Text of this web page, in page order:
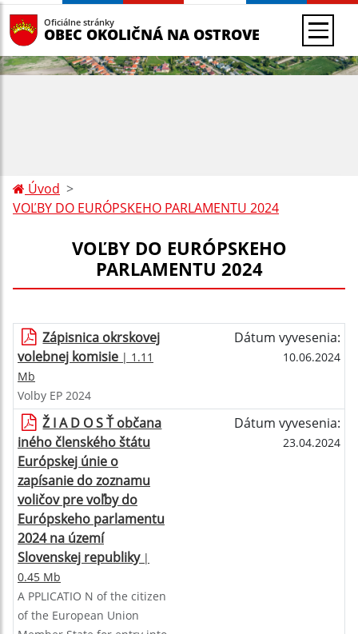
Oficiálne stránky
OBEC OKOLIČNÁ NA OSTROVE
Úvod
VOĽBY DO EURÓPSKEHO PARLAMENTU 2024
VOĽBY DO EURÓPSKEHO
PARLAMENTU 2024
Zápisnica okrskovej
volebnej komisie | 1.11
Mb
Dátum vyvesenia:
10.06.2024
Volby EP 2024
Ž I A D O S Ť občana
iného členského štátu
Európskej únie o
zapísanie do zoznamu
voličov pre voľby do
Európskeho parlamentu
2024 na území
Slovenskej republiky|
0.45 Mb
Dátum vyvesenia:
23.04.2024
A PPLICATIO N of the citizen
of the European Union